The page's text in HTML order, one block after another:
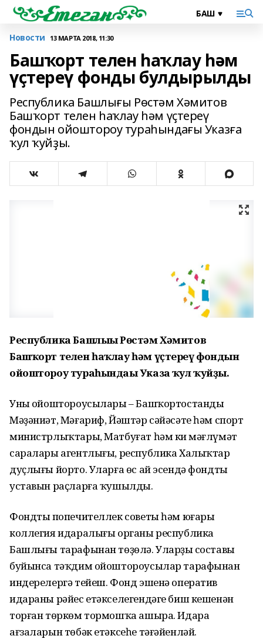
Новости 13 МАРТА 2018, 11:30
Башҡорт телен һаҡлау һәм
үҫтереү фонды булдырылды
Республика Башлығы Рөстәм Хәмитов
Башҡорт телен һаҡлау һәм үҫтереү
фондын ойоштороу тураһындағы Указға
ҡул ҡуйҙы.
Республика Башлығы Рөстәм Хәмитов
Башҡорт телен һаҡлау һәм үҫтереү фондын
ойоштороу тураһындағы Указға ҡул ҡуйҙы.
Уның ойоштороусылары – Башҡортостандың
Мәҙәниәт, Мәғариф, Йәштәр сәйәсәте һәм спорт
министрлыҡтары, Матбуғат һәм киң мәғлүмәт
саралары агентлығы, республика Халыҡтар
дуҫлығы йорто. Уларға өс ай эсендә фондтың
уставын раҫларға ҡушылды.
Фондтың попечителлек советы һәм юғары
коллегия идаралығы органы республика
Башлығы тарафынан төҙөлә. Уларҙың составы
буйынса тәҡдим ойоштороусылар тарафынан
индерелергә тейеш. Фонд эшенә оператив
идараны рәйес етәкселегендәге биш кешенән
торған төркөм тормошҡа ашыра. Идара
ағзаларын төбәк етәксеһе тәғәйенләй.